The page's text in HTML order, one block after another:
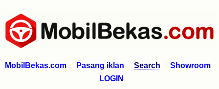
MobilBekas.com Pasang iklan Search
Showroom
LOGIN